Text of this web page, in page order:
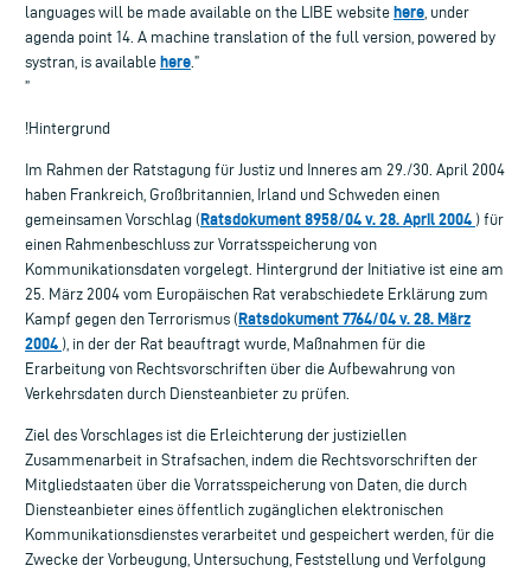
languages will be made available on the LIBE website here , under
agenda point 14. A machine translation of the full version, powered by
systran, is available here .”
”
!Hintergrund
Im Rahmen der Ratstagung für Justiz und Inneres am 29./30. April 2004
haben Frankreich, Großbritannien, Irland und Schweden einen
gemeinsamen Vorschlag (Ratsdokument 8958/04 v. 28. April 2004 ) für
einen Rahmenbeschluss zur Vorratsspeicherung von
Kommunikationsdaten vorgelegt. Hintergrund der Initiative ist eine am
25. März 2004 vom Europäischen Rat verabschiedete Erklärung zum
Kampf gegen den Terrorismus (Ratsdokument 7764/04 v. 28. März
2004 ), in der der Rat beauftragt wurde, Maßnahmen für die
Erarbeitung von Rechtsvorschriften über die Aufbewahrung von
Verkehrsdaten durch Diensteanbieter zu prüfen.
Ziel des Vorschlages ist die Erleichterung der justiziellen
Zusammenarbeit in Strafsachen, indem die Rechtsvorschriften der
Mitgliedstaaten über die Vorratsspeicherung von Daten, die durch
Diensteanbieter eines öffentlich zugänglichen elektronischen
Kommunikationsdienstes verarbeitet und gespeichert werden, für die
Zwecke der Vorbeugung, Untersuchung, Feststellung und Verfolgung